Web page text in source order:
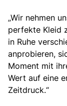
„Wir nehmen
perfekte Kleid
in Ruhe
anprobieren,
Moment mit
Wert auf eine
Zeitdruck.“